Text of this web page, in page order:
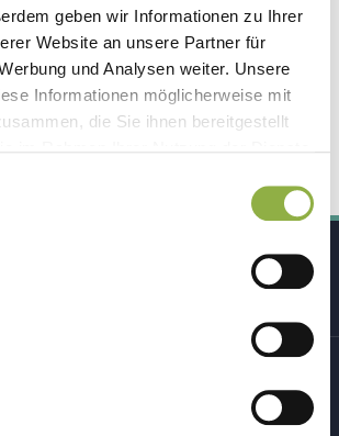
geben wir Informationen zu Ihrer
Website an unsere Partner für
und Analysen weiter. Unsere
Informationen möglicherweise mit
die Sie ihnen bereitgestellt
haben aktuell leider technische
Bewertungen